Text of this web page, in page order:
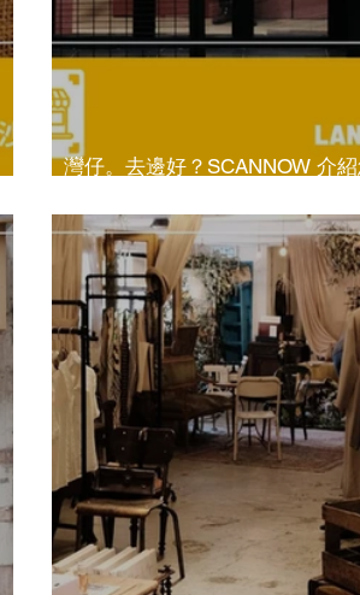
灣仔。去邊好？SCANNOW 介